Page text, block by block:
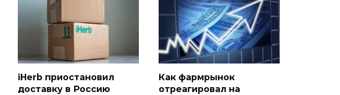
iHerb приостановил
доставку в Россию
Как фармрынок
отреагировал на